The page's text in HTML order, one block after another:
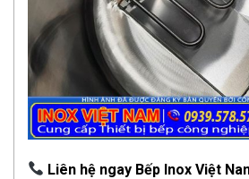
Liên hệ ngay Bếp Inox Việt